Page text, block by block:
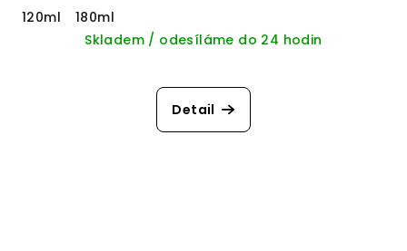
120ml
180ml
Skladem / odesíláme do 24 hodin
Detail